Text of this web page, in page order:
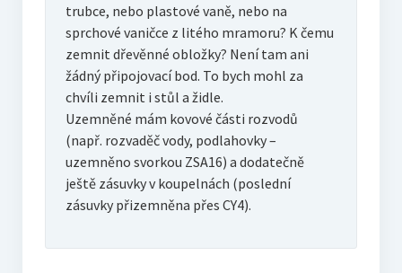
trubce, nebo plastové vaně, nebo na
sprchové vaničce z litého mramoru? K čemu
zemnit dřevěnné obložky? Není tam ani
žádný připojovací bod. To bych mohl za
chvíli zemnit i stůl a židle.
Uzemněné mám kovové části rozvodů
(např. rozvaděč vody, podlahovky –
uzemněno svorkou ZSA16) a dodatečně
ještě zásuvky v koupelnách (poslední
zásuvky přizemněna přes CY4).